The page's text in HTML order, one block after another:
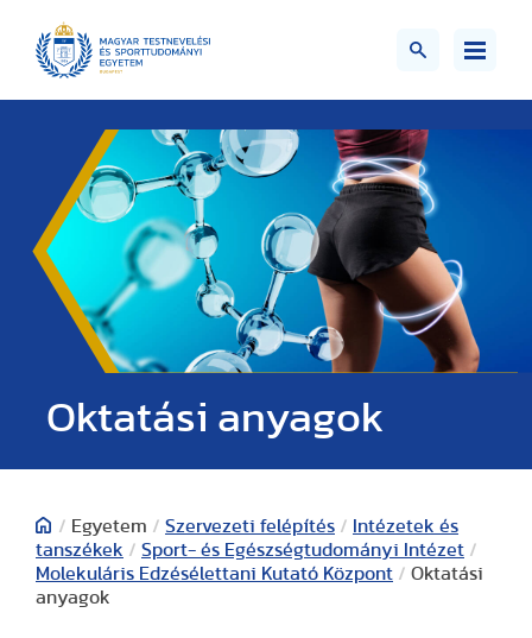
Oktatási anyagok
/ Egyetem / Szervezeti felépítés / Intézetek és
tanszékek / Sport- és Egészségtudományi Intézet /
Molekuláris Edzésélettani Kutató Központ / Oktatási
anyagok